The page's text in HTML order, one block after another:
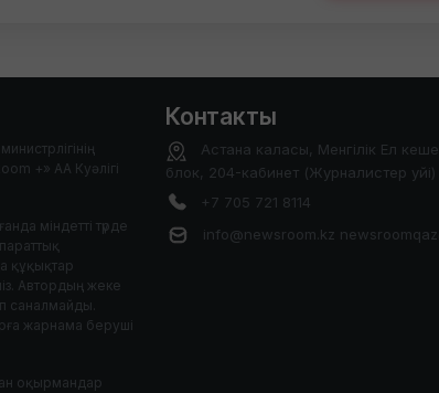
+» АА Куәлігі
міндетті түрде
құқықтар
Автордың жеке
саналмайды.
жарнама беруші
оқырмандар
Контакты
Астана каласы, Менгілік Ел
блок, 204-кабинет (Журналистер уйі)
+7 705 721 8114
info@newsroom.kz